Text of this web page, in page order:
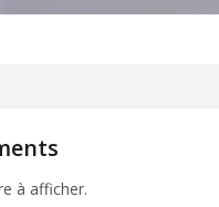
à afficher.